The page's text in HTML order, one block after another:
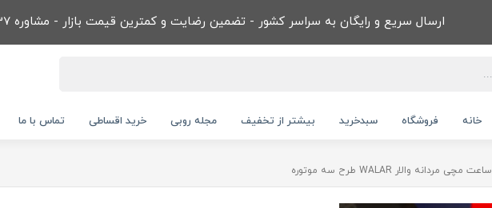
ارسال سریع و رایگان به سراسر کشور - تضمین رضایت و کمترین قیمت بازار - مشاوره 09032866737
خانه فروشگاه سبدخرید بیشتر از تخفیف مجله روبی خرید اقساطی تماس با ما
ساعت مچی مردانه والار WALAR طرح سه موتوره